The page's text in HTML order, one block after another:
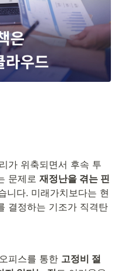
가 위축되면서 후속 투
문제로 재정난을 겪는 핀
니다. 미래가치보다는 현
결정하는 기조가 직격탄
피스를 통한 고정비 절